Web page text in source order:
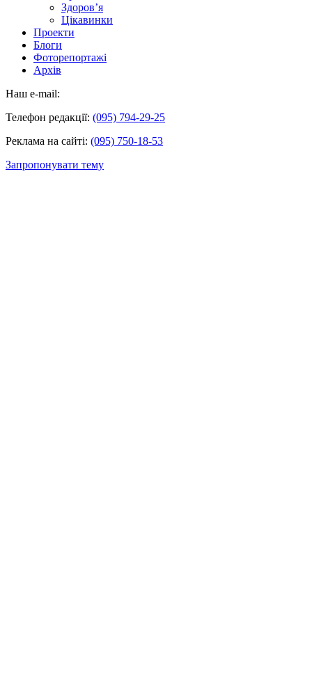
Здоров’я
Цікавинки
Проекти
Блоги
Фоторепортажі
Архів
Наш e-mail:
Телефон редакції: (095) 794-29-25
Реклама на сайті: (095) 750-18-53
Запропонувати тему